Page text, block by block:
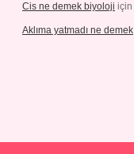
Cis ne demek biyoloji için
Aklıma yatmadı ne demek